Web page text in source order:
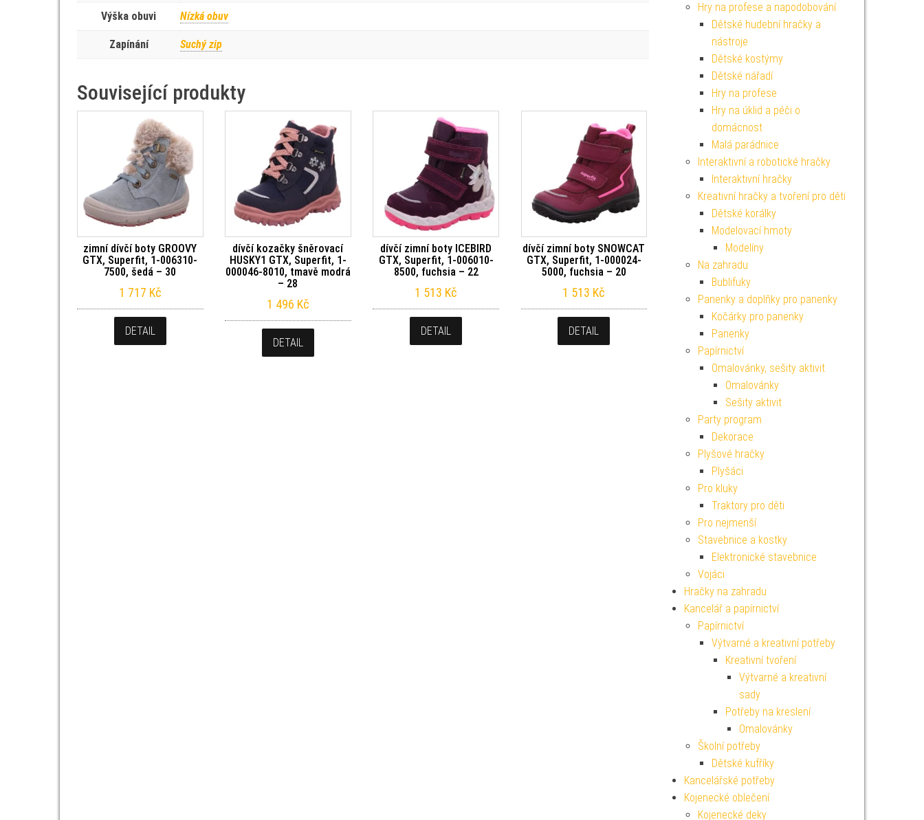
Výška obuvi Nízká obuv
Zapínání Suchý zip
Související produkty
zimní dívčí boty GROOVY
GTX, Superfit, 1-006310-
7500, šedá – 30
1 717 Kč
DETAIL
dívčí kozačky šněrovací
HUSKY1 GTX, Superfit, 1-
000046-8010, tmavě modrá
– 28
1 496 Kč
DETAIL
dívčí zimní boty ICEBIRD
GTX, Superfit, 1-006010-
8500, fuchsia – 22
1 513 Kč
DETAIL
dívčí zimní boty SNOWCAT
GTX, Superfit, 1-000024-
5000, fuchsia – 20
1 513 Kč
DETAIL
Hry na profese a napodobování
Dětské hudební hračky a
nástroje
Dětské kostýmy
Dětské nářadí
Hry na profese
Hry na úklid a péči o
domácnost
Malá parádnice
Interaktivní a robotické hračky
Interaktivní hračky
Kreativní hračky a tvoření pro děti
Dětské korálky
Modelovací hmoty
Modelíny
Na zahradu
Bublifuky
Panenky a doplňky pro panenky
Kočárky pro panenky
Panenky
Papírnictví
Omalovánky, sešity aktivit
Omalovánky
Sešity aktivit
Party program
Dekorace
Plyšové hračky
Plyšáci
Pro kluky
Traktory pro děti
Pro nejmenší
Stavebnice a kostky
Elektronické stavebnice
Vojáci
Hračky na zahradu
Kancelář a papírnictví
Papírnictví
Výtvarné a kreativní potřeby
Kreativní tvoření
Výtvarné a kreativní
sady
Potřeby na kreslení
Omalovánky
Školní potřeby
Dětské kufříky
Kancelářské potřeby
Kojenecké oblečení
Kojenecké deky